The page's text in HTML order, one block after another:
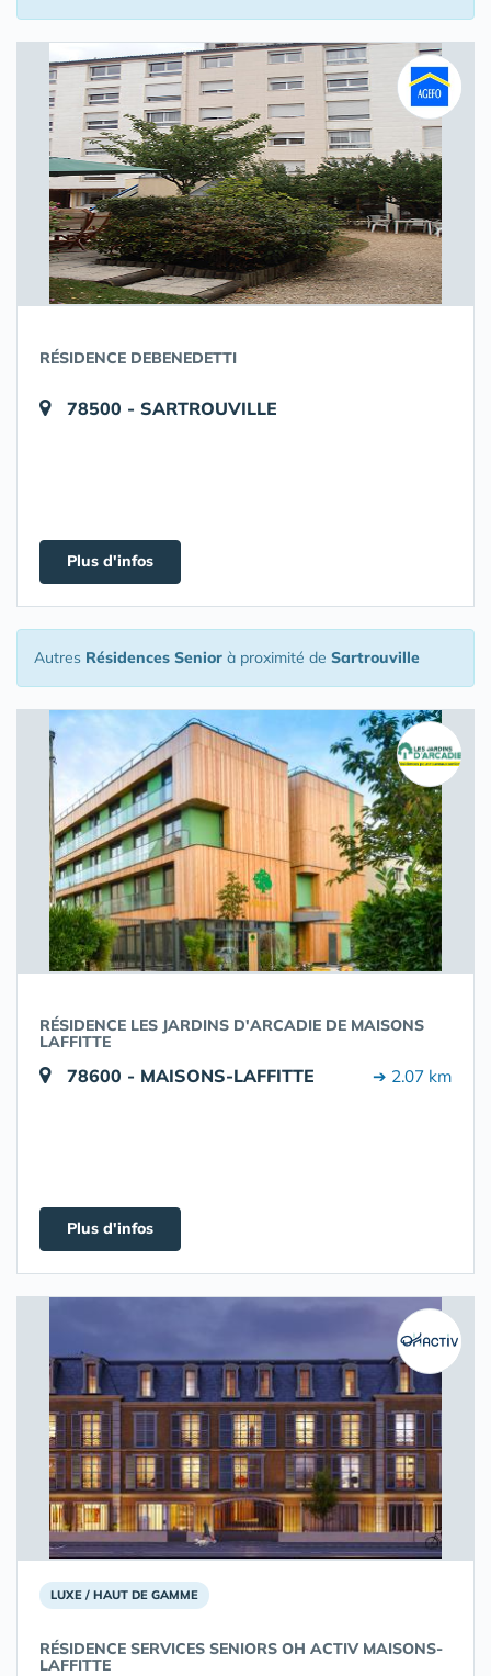
RÉSIDENCE DEBENEDETTI
78500 - SARTROUVILLE
Plus d'infos
Autres Résidences Senior à proximité de Sartrouville
RÉSIDENCE LES JARDINS D'ARCADIE DE MAISONS
LAFFITTE
78600 - MAISONS-LAFFITTE ➔ 2.07 km
Plus d'infos
LUXE / HAUT DE GAMME
RÉSIDENCE SERVICES SENIORS OH ACTIV MAISONS-
LAFFITTE